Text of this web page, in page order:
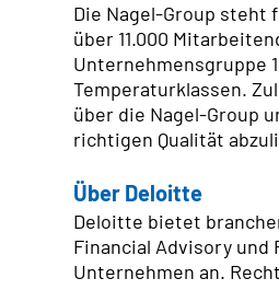
Die Nagel-Group
über 11.000
Unternehmensgruppe
Temperaturklassen.
über die Nagel-Group
richtigen Qualität
Über Deloitte
Deloitte bietet
Financial Advisory und
Unternehmen an.